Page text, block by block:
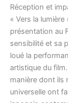
Réception et
« Vers la
présentation au
sensibilité et sa
loué la
artistique du
manière dont ils
universelle ont